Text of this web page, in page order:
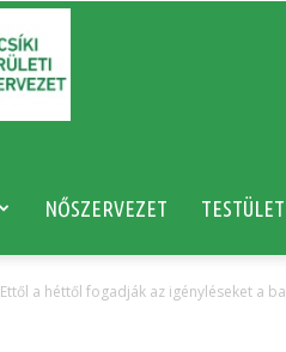
NŐSZERVEZET
Ettől a héttől fogadják az igényléseket a